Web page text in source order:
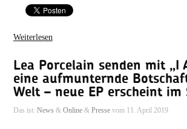
Weiterlesen
Lea Porcelain senden mit „I
eine aufmunternde
Welt – neue EP erscheint im
Das ist: News& Online& Pressevom 11. April 2019